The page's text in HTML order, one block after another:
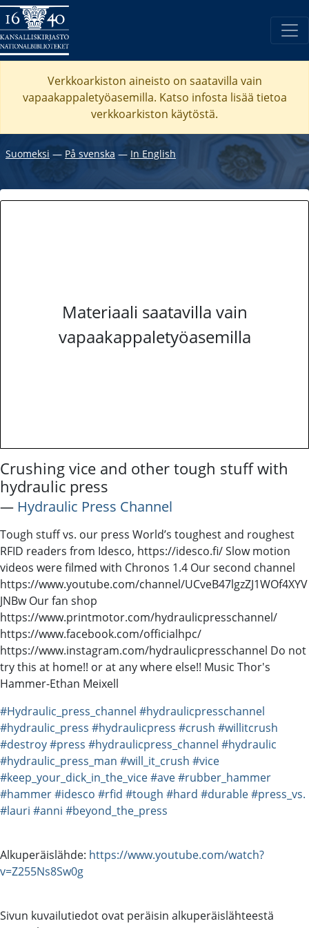
Verkkoarkiston aineisto on saatavilla vain
vapaakappaletyöasemilla. Katso infosta lisää tietoa
verkkoarkiston käytöstä.
Suomeksi ― På svenska ― In English
Materiaali saatavilla vain
vapaakappaletyöasemilla
Crushing vice and other tough stuff with
hydraulic press
― Hydraulic Press Channel
Tough stuff vs. our press World’s toughest and roughest
RFID readers from Idesco, https://idesco.fi/ Slow motion
videos were filmed with Chronos 1.4 Our second channel
https://www.youtube.com/channel/UCveB47lgzZJ1WOf4XYV
JNBw Our fan shop
https://www.printmotor.com/hydraulicpresschannel/
https://www.facebook.com/officialhpc/
https://www.instagram.com/hydraulicpresschannel Do not
try this at home!! or at any where else!! Music Thor's
Hammer-Ethan Meixell
#Hydraulic_press_channel #hydraulicpresschannel
#hydraulic_press #hydraulicpress #crush #willitcrush
#destroy#press #hydraulicpress_channel #hydraulic
#hydraulic_press_man #will_it_crush #vice
#keep_your_dick_in_the_vice#ave#rubber_hammer
#hammer#idesco #rfid #tough #hard #durable#press_vs.
#lauri #anni #beyond_the_press
Alkuperäislähde: https://www.youtube.com/watch?
v=Z255Ns8Sw0g
Sivun kuvailutiedot ovat peräisin alkuperäislähteestä